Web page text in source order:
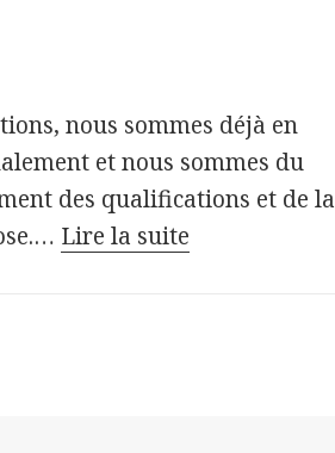
nous sommes déjà en
et nous sommes du
des qualifications et de la
Lire la suite